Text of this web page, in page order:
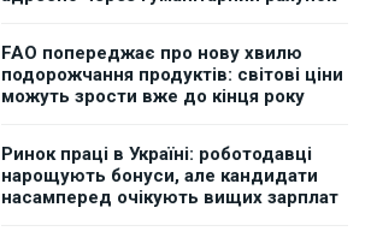
FAO попереджає про нову хвилю
подорожчання продуктів: світові ціни
можуть зрости вже до кінця року
Ринок праці в Україні: роботодавці
нарощують бонуси, але кандидати
насамперед очікують вищих зарплат